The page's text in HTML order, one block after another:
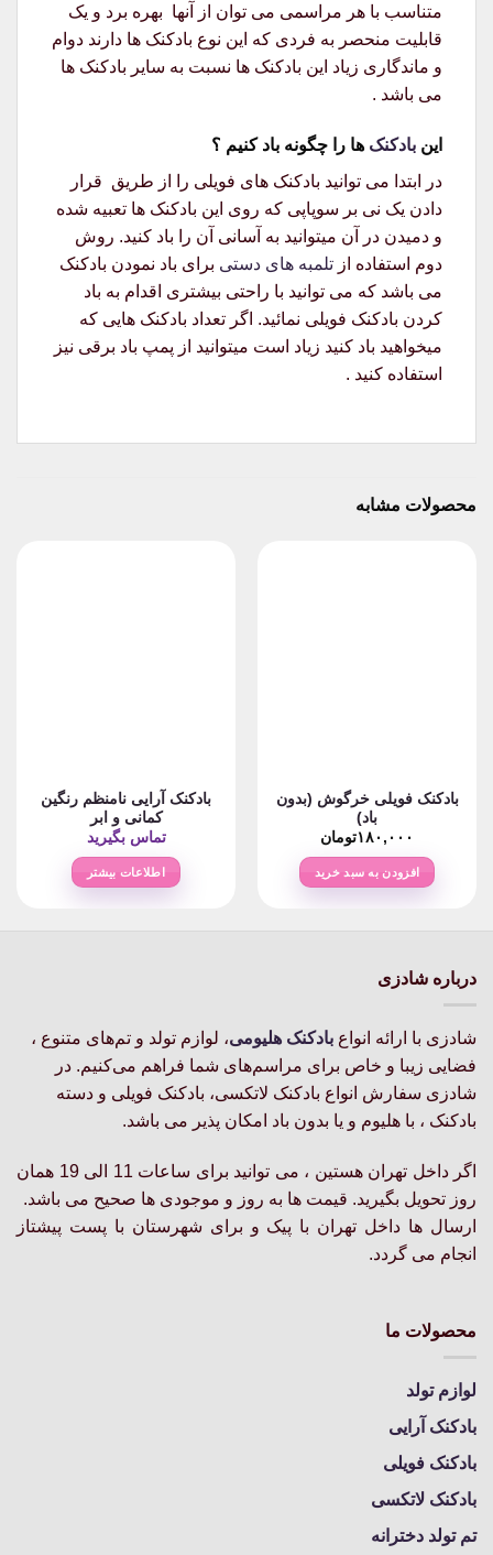
متناسب با هر مراسمی می توان از آنها بهره برد و یک
قابلیت منحصر به فردی که این نوع بادکنک ها دارند دوام
و ماندگاری زیاد این بادکنک ها نسبت به سایر بادکنک ها
می باشد .
این بادکنک ها را چگونه باد کنیم ؟
در ابتدا می توانید بادکنک های فویلی را از طریق قرار
دادن یک نی بر سوپاپی که روی این بادکنک ها تعبیه شده
و دمیدن در آن میتوانید به آسانی آن را باد کنید. روش
دوم استفاده از تلمبه های دستی برای باد نمودن بادکنک
می باشد که می توانید با راحتی بیشتری اقدام به باد
کردن بادکنک فویلی نمائید. اگر تعداد بادکنک هایی که
میخواهید باد کنید زیاد است میتوانید از پمپ باد برقی نیز
استفاده کنید .
محصولات مشابه
بادکنک فویلی خرگوش (بدون
باد)
۱۸۰,۰۰۰تومان
افزودن به سبد خرید
بادکنک آرایی نامنظم رنگین
کمانی و ابر
تماس بگیرید
اطلاعات بیشتر
درباره شادزی
شادزی با ارائه انواع بادکنک‌ هلیومی، لوازم تولد و تم‌های متنوع ،
فضایی زیبا و خاص برای مراسم‌های شما فراهم می‌کنیم. در
شادزی سفارش انواع بادکنک لاتکسی، بادکنک فویلی و دسته
بادکنک ، با هلیوم و یا بدون باد امکان پذیر می باشد.
اگر داخل تهران هستین ، می توانید برای ساعات 11 الی 19 همان
روز تحویل بگیرید. قیمت ها به روز و موجودی ها صحیح می باشد.
ارسال ها داخل تهران با پیک و برای شهرستان با پست پیشتاز
انجام می گردد.
محصولات ما
لوازم تولد
بادکنک آرایی
بادکنک فویلی
بادکنک لاتکسی
تم تولد دخترانه